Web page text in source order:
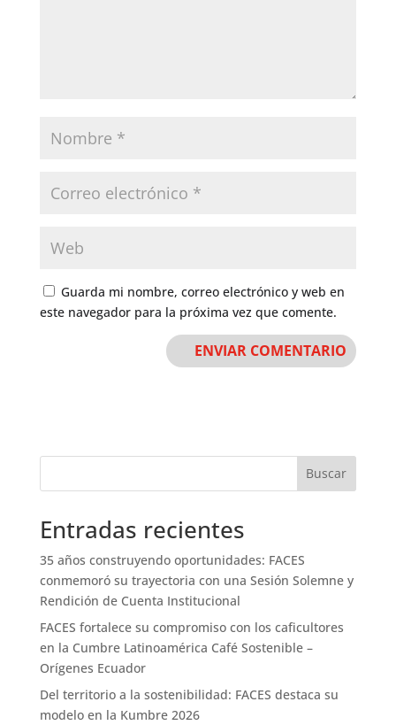
Guarda mi nombre, correo electrónico y web en
este navegador para la próxima vez que comente.
Buscar
Entradas recientes
35 años construyendo oportunidades: FACES
conmemoró su trayectoria con una Sesión Solemne y
Rendición de Cuenta Institucional
FACES fortalece su compromiso con los caficultores
en la Cumbre Latinoamérica Café Sostenible –
Orígenes Ecuador
Del territorio a la sostenibilidad: FACES destaca su
modelo en la Kumbre 2026